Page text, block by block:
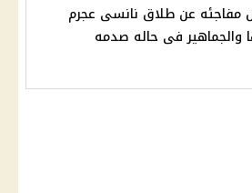
مفاجئه عن طلاق نانسى عجرم
والجماهير فى حاله صدمه